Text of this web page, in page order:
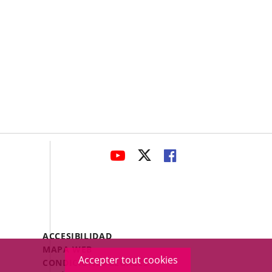
Accepter tout cookies
ENLACEENLACEENLACE
Menú
Legal
Footer
ACCESIBILIDAD
MAPA WEB
CONDICIONES LEGALES